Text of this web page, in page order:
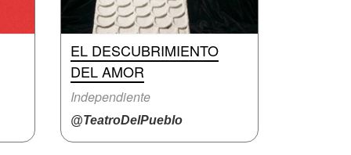
EL DESCUBRIMIENTO
DEL AMOR
Independiente
@TeatroDelPueblo